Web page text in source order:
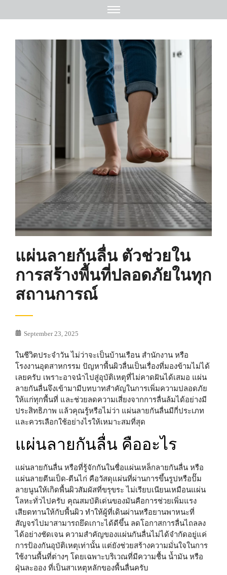
แผ่นลายกันลื่น ตัวช่วยใน
การสร้างพื้นที่ปลอดภัยในทุก
สถานการณ์
September 23, 2025
ในชีวิตประจำวัน ไม่ว่าจะเป็นบ้านเรือน สำนักงาน หรือ
โรงงานอุตสาหกรรม ปัญหาพื้นผิวลื่นเป็นเรื่องที่มองข้ามไม่ได้
เลยครับ เพราะอาจนำไปสู่อุบัติเหตุที่ไม่คาดฝันได้เสมอ แผ่น
ลายกันลื่นจึงเข้ามามีบทบาทสำคัญในการเพิ่มความปลอดภัย
ให้แก่ทุกพื้นที่ และช่วยลดความเสี่ยงจากการลื่นล้มได้อย่างมี
ประสิทธิภาพ แล้วคุณรู้หรือไม่ว่า แผ่นลายกันลื่นมีกี่ประเภท
และควรเลือกใช้อย่างไรให้เหมาะสมที่สุด
แผ่นลายกันลื่น คืออะไร
แผ่นลายกันลื่น หรือที่รู้จักกันในชื่อแผ่นเหล็กลายกันลื่น หรือ
แผ่นลายตีนเป็ด-ตีนไก่ คือวัสดุแผ่นที่ผ่านการขึ้นรูปหรือปั๊ม
ลายนูนให้เกิดพื้นผิวสัมผัสที่ขรุขระ ไม่เรียบเนียนเหมือนแผ่น
โลหะทั่วไปครับ คุณสมบัติเด่นของมันคือการช่วยเพิ่มแรง
เสียดทานให้กับพื้นผิว ทำให้ผู้ที่เดินผ่านหรือยานพาหนะที่
สัญจรไปมาสามารถยึดเกาะได้ดีขึ้น ลดโอกาสการลื่นไถลลง
ได้อย่างชัดเจน ความสำคัญของแผ่นกันลื่นไม่ได้จำกัดอยู่แค่
การป้องกันอุบัติเหตุเท่านั้น แต่ยังช่วยสร้างความมั่นใจในการ
ใช้งานพื้นที่ต่างๆ โดยเฉพาะบริเวณที่มีความชื้น น้ำมัน หรือ
ฝุ่นละออง ที่เป็นสาเหตุหลักของพื้นลื่นครับ